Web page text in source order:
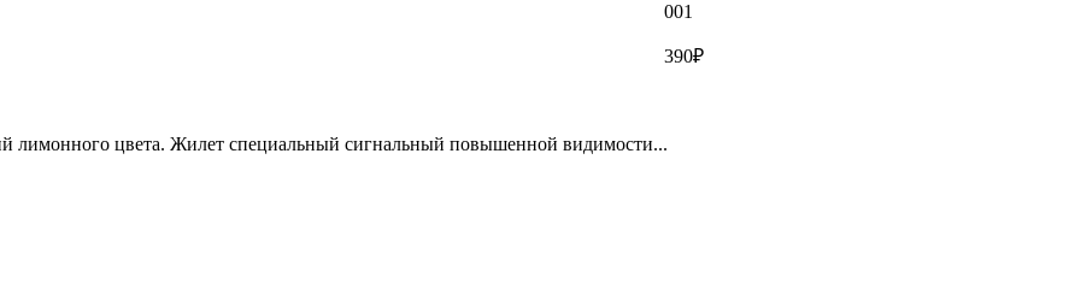
001
390₽
лимонного цвета. Жилет специальный сигнальный повышенной видимости...